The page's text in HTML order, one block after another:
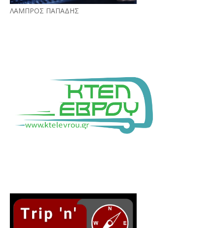
ΛΑΜΠΡΟΣ ΠΑΠΑΔΗΣ